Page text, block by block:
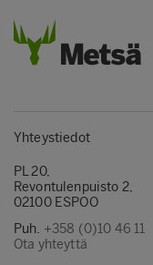
Yhteystiedot
PL 20,
Revontulenpuisto 2,
02100 ESPOO
Puh. +358 (0)10 46 11
Ota yhteyttä